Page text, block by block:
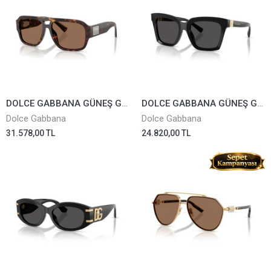
DOLCE GABBANA GÜNEŞ GÖZLÜĞÜ 4506-502/73
Dolce Gabbana
31.578,00 TL
DOLCE GABBANA GÜNEŞ GÖZLÜĞÜ 4498-501/87
Dolce Gabbana
24.820,00 TL